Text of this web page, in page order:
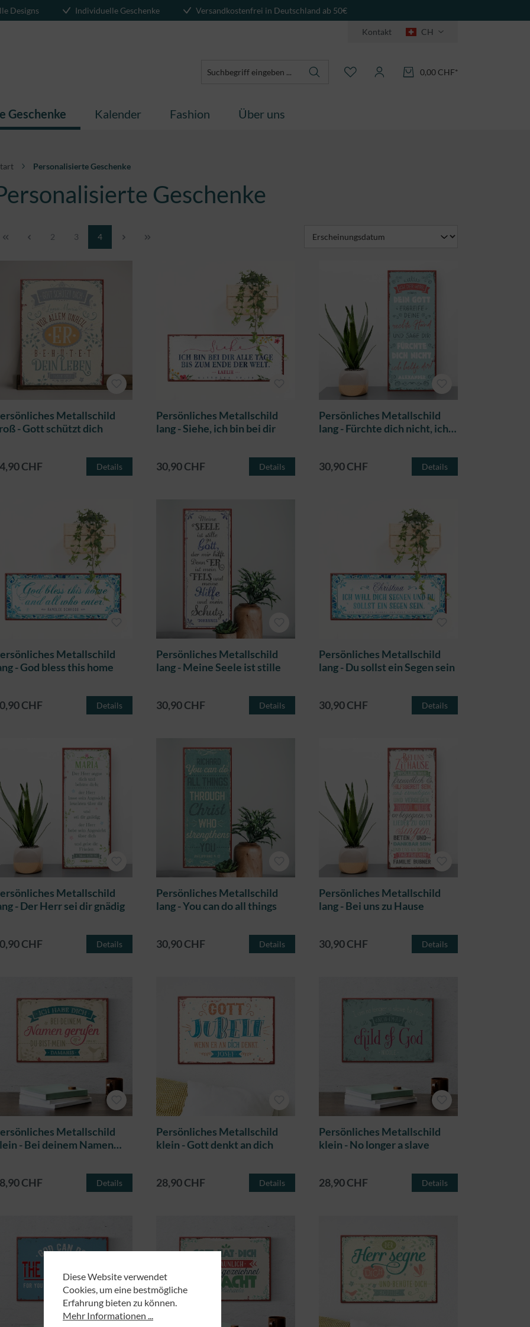
Designs Individuelle Geschenke Versandkostenfrei in Deutschland ab 50€
Kontakt CH
0,00 CHF*
Geschenke Kalender Fashion Über uns
Personalisierte Geschenke
Geschenke
Seite
2 Seite
3 Seite
4
Metallschild
- Gott schützt dich
CHF Details
Persönliches Metallschild
lang - Siehe, ich bin bei dir
30,90 CHF Details
Persönliches Metallschild
lang - Fürchte dich nicht, ich
30,90 CHF
Details
Metallschild
- God bless this home
CHF Details
Persönliches Metallschild
lang - Meine Seele ist stille
30,90 CHF Details
Persönliches Metallschild
lang - Du sollst ein Segen sein
30,90 CHF Details
Metallschild
- Der Herr sei dir gnädig
CHF Details
Persönliches Metallschild
lang - You can do all things
30,90 CHF Details
Persönliches Metallschild
lang - Bei uns zu Hause
30,90 CHF Details
Metallschild
- Bei deinem Namen
CHF
Details
Persönliches Metallschild
klein - Gott denkt an dich
28,90 CHF Details
Persönliches Metallschild
klein - No longer a slave
28,90 CHF Details
Diese Website verwendet
Cookies, um eine bestmögliche
Erfahrung bieten zu können.
Mehr Informationen ...